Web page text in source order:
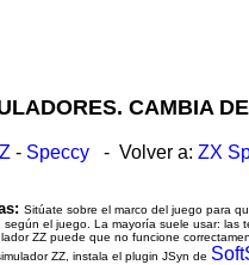
CAMBIA
- Speccy - Volver a: ZX
Sitúate sobre el marco del juego para
el juego. La mayoría suele usar:
ZZ puede que no funcione
ZZ, instala el plugin JSyn de